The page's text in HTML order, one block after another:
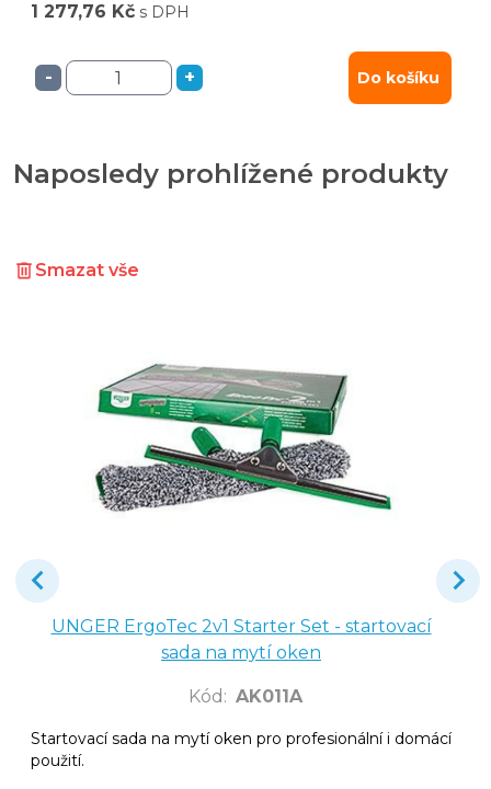
1 277,76 Kč s DPH
- + Do košíku
Naposledy prohlížené produkty
Smazat vše
UNGER ErgoTec 2v1 Starter Set - startovací
sada na mytí oken
Kód : AK011A
Startovací sada na mytí oken pro profesionální i domácí
použití.